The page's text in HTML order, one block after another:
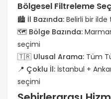
Bölgesel Filtreleme
🏙️ İl Bazında: Belirli bir
🗺️ Bölge Bazında:
seçimi
🇹🇷 Ulusal Arama: Tüm
📍 Çoklu İl: İstanbul +
seçimi